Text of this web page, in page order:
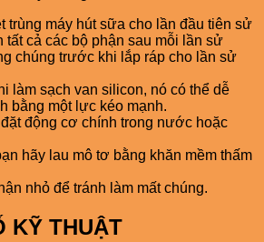
trùng máy hút sữa cho lần đầu tiên sử
tất cả các bộ phận sau mỗi lần sử
chúng trước khi lắp ráp cho lần sử
làm sạch van silicon, nó có thể dễ
bằng một lực kéo mạnh.
động cơ chính trong nước hoặc
hãy lau mô tơ bằng khăn mềm thấm
nhỏ để tránh làm mất chúng.
KỸ THUẬT